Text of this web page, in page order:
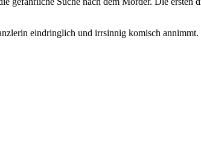
eindringlich und irrsinnig komisch annimmt.